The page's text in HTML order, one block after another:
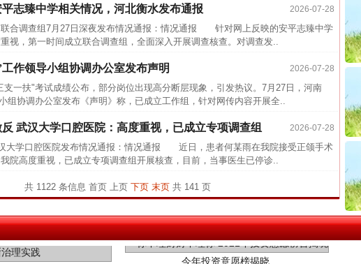
2026-07-28
志臻中学相关情况，河北衡水发布通报
调查组7月27日深夜发布情况通报：情况通报 针对网上反映的安平志臻中学
视，第一时间成立联合调查组，全面深入开展调查核查。对调查发..
2026-07-28
作领导小组协调办公室发布声明
扶"考试成绩公布，部分岗位出现高分断层现象，引发热议。7月27日，河南
组协调办公室发布《声明》称，已成立工作组，针对网传内容开展全..
2026-07-28
武汉大学口腔医院：高度重视，已成立专项调查组
学口腔医院发布情况通报：情况通报 近日，患者何某雨在我院接受正颌手术
院高度重视，已成立专项调查组开展核查，目前，当事医生已停诊..
共 1122 条信息 首页 上页 下页 末页共 141 页
警钟！ 谢谢有你温暖了四季
中谋全局